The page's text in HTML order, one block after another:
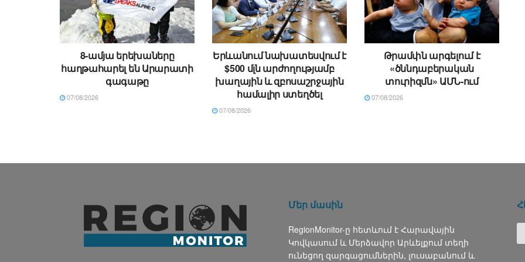
8-ամյա երեխաները
հաղթահարել են Արարատի
գագաթը
07/08/2026
Երևանում նախատեսվում է
$500 մլն արժողությամբ
խաղային և զբոսաշրջային
համալիր ստեղծել
07/08/2026
Թրամփն արգելում է
«ծննդաբերական
տուրիզմն» ԱՄՆ-ում
07/08/2026
Մեր մասին
RegionMonitor-ը հետևում է Հարավային
Կովկասում և Մերձավոր Արևելքում տեղի
ունեցող զարգացումներին, լուսաբանում և